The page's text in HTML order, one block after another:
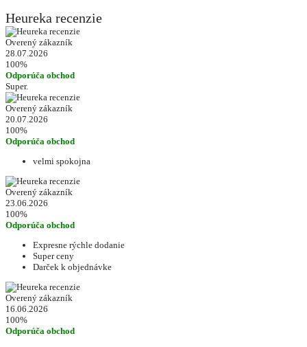
Heureka recenzie
Overený zákazník
28.07.2026
100%
Odporúča obchod
Super.
Overený zákazník
20.07.2026
100%
Odporúča obchod
velmi spokojna
Overený zákazník
23.06.2026
100%
Odporúča obchod
Expresne rýchle dodanie
Super ceny
Darček k objednávke
Overený zákazník
16.06.2026
100%
Odporúča obchod